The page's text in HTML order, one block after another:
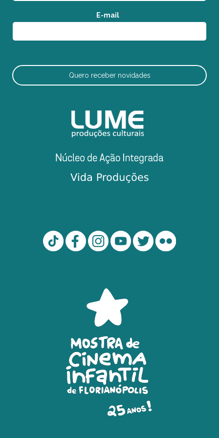
E-mail *
Quero receber novidades